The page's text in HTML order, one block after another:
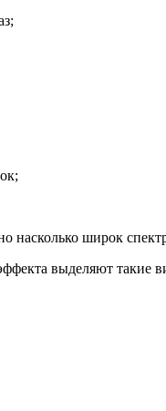
насколько широк
выделяют такие